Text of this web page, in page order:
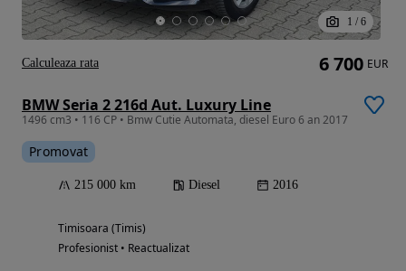
1 / 6
BMW Seria 2 216d Aut. Luxury Line
1496 cm3 • 116 CP • Bmw Cutie Automata, diesel Euro 6 an 2017
Promovat
215 000 km Diesel 2016
Timisoara (Timis)
Profesionist • Reactualizat
6 700 EUR
Calculeaza rata